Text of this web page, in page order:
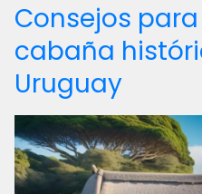
Consejos
cabaña
Uruguay